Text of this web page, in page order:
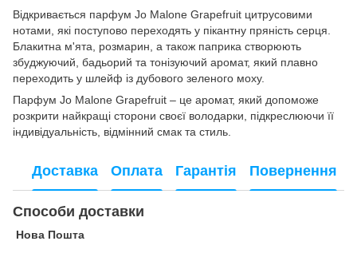
Відкривається парфум Jo Malone Grapefruit цитрусовими
нотами, які поступово переходять у пікантну пряність серця.
Блакитна м'ята, розмарин, а також паприка створюють
збуджуючий, бадьорий та тонізуючий аромат, який плавно
переходить у шлейф із дубового зеленого моху.
Парфум Jo Malone Grapefruit – це аромат, який допоможе
розкрити найкращі сторони своєї володарки, підкреслюючи її
індивідуальність, відмінний смак та стиль.
Доставка Оплата Гарантія Повернення
Способи доставки
Нова Пошта